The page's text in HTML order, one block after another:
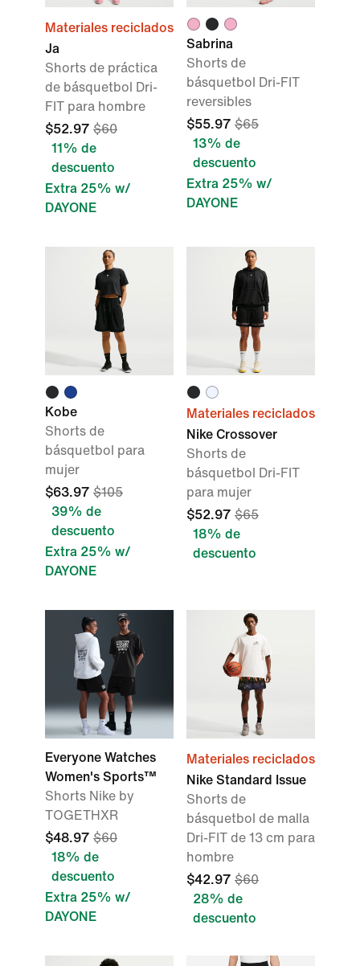
Materiales reciclados
Ja
Shorts de práctica
de básquetbol Dri-
FIT para hombre
$52.97 $60
11% de
descuento
Extra 25% w/
DAYONE
Sabrina
Shorts de
básquetbol Dri-FIT
reversibles
$55.97 $65
13% de
descuento
Extra 25% w/
DAYONE
Kobe
Shorts de
básquetbol para
mujer
$63.97 $105
39% de
descuento
Extra 25% w/
DAYONE
Materiales reciclados
Nike Crossover
Shorts de
básquetbol Dri-FIT
para mujer
$52.97 $65
18% de
descuento
Everyone Watches
Women's Sports™
Shorts Nike by
TOGETHXR
$48.97 $60
18% de
descuento
Extra 25% w/
DAYONE
Materiales reciclados
Nike Standard Issue
Shorts de
básquetbol de malla
Dri-FIT de 13 cm para
hombre
$42.97 $60
28% de
descuento